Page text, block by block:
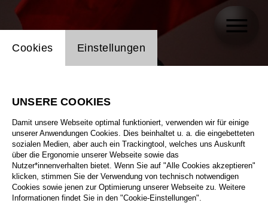
Einstellung Website Cookie
Cookies Einstellungen
UNSERE COOKIES
Damit unsere Webseite optimal funktioniert, verwenden wir für einige
unserer Anwendungen Cookies. Dies beinhaltet u. a. die eingebetteten
sozialen Medien, aber auch ein Trackingtool, welches uns Auskunft
über die Ergonomie unserer Webseite sowie das
Nutzer*innenverhalten bietet. Wenn Sie auf "Alle Cookies akzeptieren"
klicken, stimmen Sie der Verwendung von technisch notwendigen
Cookies sowie jenen zur Optimierung unserer Webseite zu. Weitere
Informationen findet Sie in den "Cookie-Einstellungen".